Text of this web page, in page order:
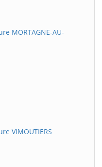
MORTAGNE-AU-
VIMOUTIERS